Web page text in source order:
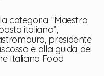
categoria “Maestro
italiana”,
presidente
e alla guida dei
Italiana Food